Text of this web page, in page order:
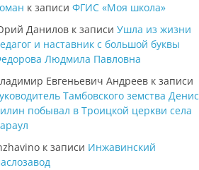
к записи ФГИС «Моя школа»
Данилов к записи Ушла из жизни
и наставник с большой буквы
Людмила Павловна
Евгеньевич Андреев к записи
Тамбовского земства Денис
побывал в Троицкой церкви села
к записи Инжавинский